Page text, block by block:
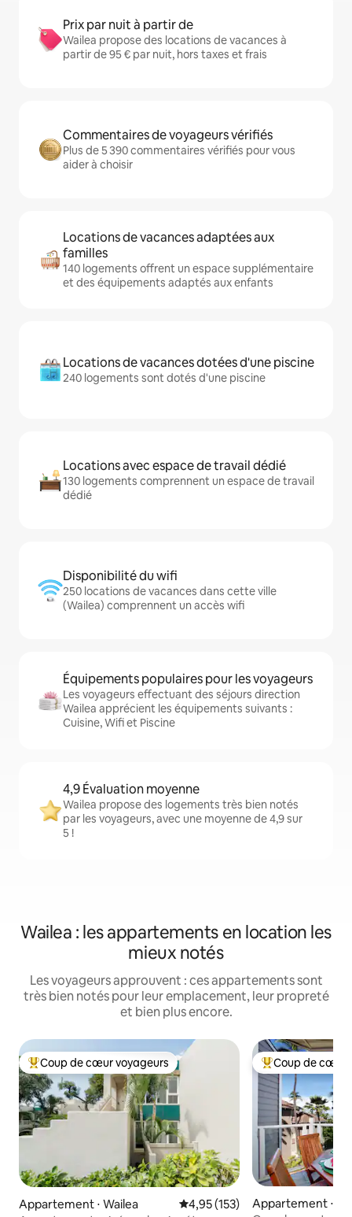
Prix par nuit à partir de
Wailea propose des locations de vacances à
partir de 95 € par nuit, hors taxes et frais
Commentaires de voyageurs vérifiés
Plus de 5 390 commentaires vérifiés pour vous
aider à choisir
Locations de vacances adaptées aux
familles
140 logements offrent un espace supplémentaire
et des équipements adaptés aux enfants
Locations de vacances dotées d'une piscine
240 logements sont dotés d'une piscine
Locations avec espace de travail dédié
130 logements comprennent un espace de travail
dédié
Disponibilité du wifi
250 locations de vacances dans cette ville
(Wailea) comprennent un accès wifi
Équipements populaires pour les voyageurs
Les voyageurs effectuant des séjours direction
Wailea apprécient les équipements suivants :
Cuisine, Wifi et Piscine
4,9 Évaluation moyenne
Wailea propose des logements très bien notés
par les voyageurs, avec une moyenne de 4,9 sur
5 !
Wailea : les appartements en location les
mieux notés
Les voyageurs approuvent : ces appartements sont
très bien notés pour leur emplacement, leur propreté
et bien plus encore.
Coups de cœur voyageurs les plus appréciés
Coup de cœur voyageurs
Appartement ⋅ Wailea Évaluation moyenne sur la
4,95 (153)
Coups de cœur
Coup de cœur
Appartement ⋅